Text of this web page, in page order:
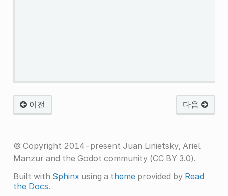
이전 다음
© Copyright 2014-present Juan Linietsky, Ariel
Manzur and the Godot community (CC BY 3.0).
Built with Sphinx using a themeprovided by Read
the Docs.